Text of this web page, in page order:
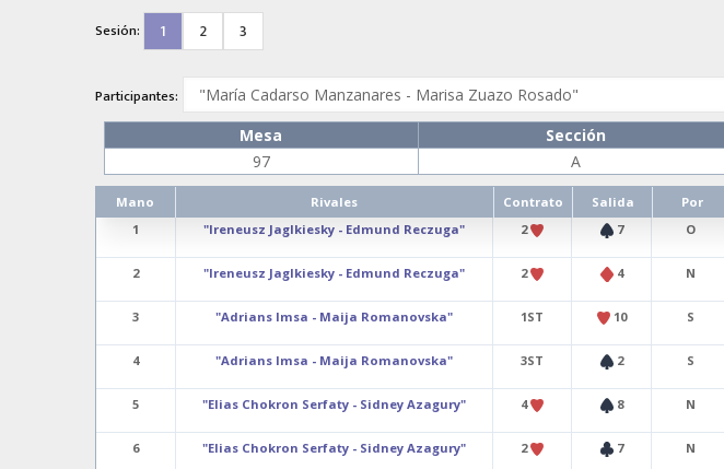
Sesión: 1 2 3
Participantes:
Mesa Sección
97
A
Mano Rivales Contrato Salida Por
1
"Ireneusz Jaglkiesky - Edmund Reczuga" 2 7 O
2 "Ireneusz Jaglkiesky - Edmund Reczuga" 2 4 N
3 "Adrians Imsa - Maija Romanovska" 1ST 10 S
4 "Adrians Imsa - Maija Romanovska" 3ST 2 S
5 "Elias Chokron Serfaty - Sidney Azagury" 4 8 N
6 "Elias Chokron Serfaty - Sidney Azagury" 2 7 N